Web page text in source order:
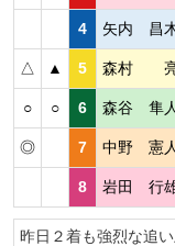
4 矢内 昌
△ ▲ 5 森村
○ ○ 6 森谷 隼人
◎ 7 中野 憲人
8 岩田 行
昨日２着も強烈な追